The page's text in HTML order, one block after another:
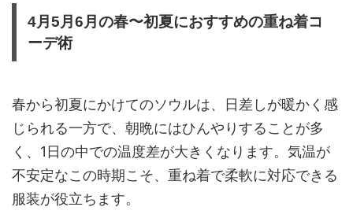
4月5月6月の春〜初夏におすすめの重ね着コ
ーデ術
春から初夏にかけてのソウルは、日差しが暖かく感
じられる一方で、朝晩にはひんやりすることが多
く、1日の中での温度差が大きくなります。気温が
不安定なこの時期こそ、重ね着で柔軟に対応できる
服装が役立ちます。